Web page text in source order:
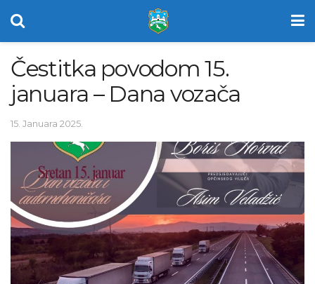
Čestitka povodom 15.
januara – Dana vozača
15. Januara 2025.